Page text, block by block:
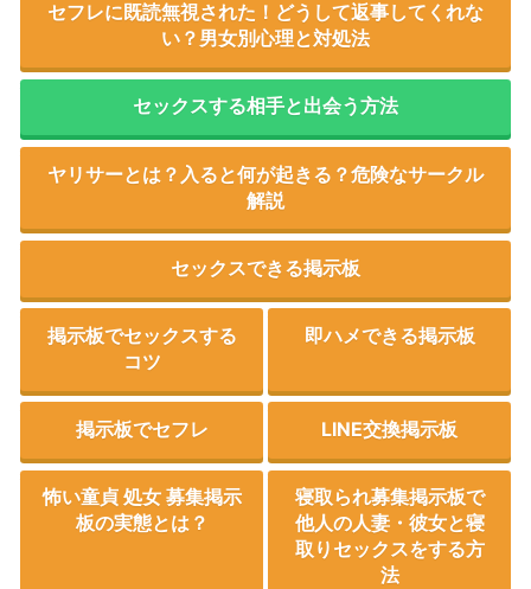
セフレに既読無視された！どうして返事してくれな
い？男女別心理と対処法
セックスする相手と出会う方法
ヤリサーとは？入ると何が起きる？危険なサークル
解説
セックスできる掲示板
掲示板でセックスする
コツ
即ハメできる掲示板
掲示板でセフレ LINE交換掲示板
怖い童貞 処女 募集掲示
板の実態とは？
寝取られ募集掲示板で
他人の人妻・彼女と寝
取りセックスをする方
法